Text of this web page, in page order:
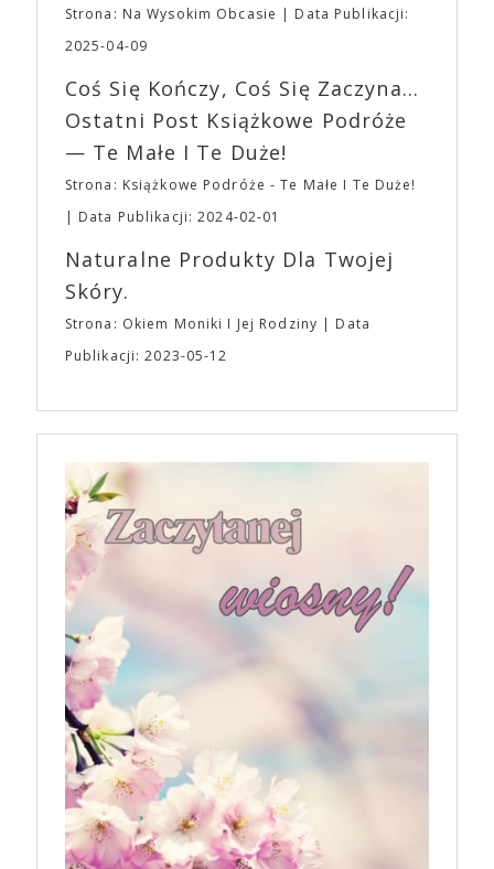
osobisty film, który pozwolił mu w pełni podzielić
się z widzami swoimi lękami, wizją świata, a przede
„Bo się boi” w kinach od 21 kwietnia.
planujemy Strefę FoodTrucków. Życzymy Wam
fantastycznego czasu oczekiwania na nadchodzącą
EXPO XXI!
Strona: Na Wysokim Obcasie
Data Publikacji:
2025-04-09
Coś Się Kończy, Coś Się Zaczyna...
Ostatni Post Książkowe Podróże
— Te Małe I Te Duże!
Strona: Książkowe Podróże - Te Małe I Te Duże!
Data Publikacji: 2024-02-01
Naturalne Produkty Dla Twojej
Skóry.
Strona: Okiem Moniki I Jej Rodziny
Data
Publikacji: 2023-05-12